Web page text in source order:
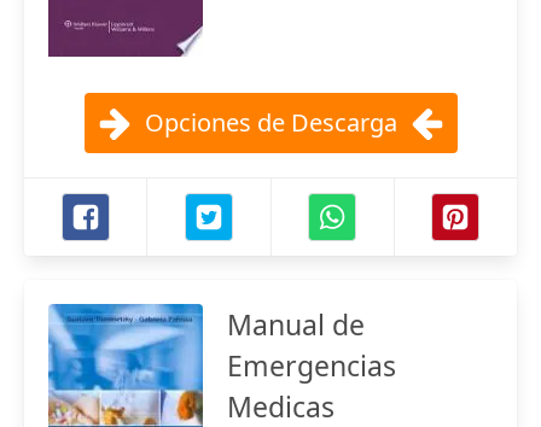
Opciones de Descarga
Manual de
Emergencias
Medicas